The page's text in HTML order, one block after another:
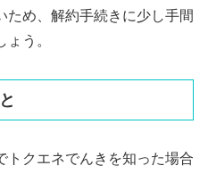
ため、解約手続きに少し手間
う。
トクエネでんきを知った場合